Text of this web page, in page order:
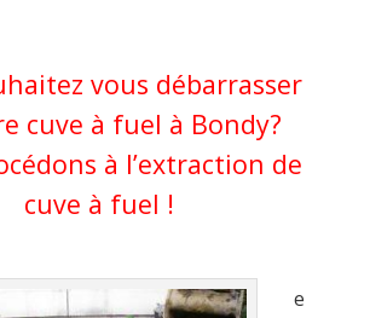
vous débarrasser
cuve à fuel à Bondy?
à l’extraction de
cuve à fuel !
e